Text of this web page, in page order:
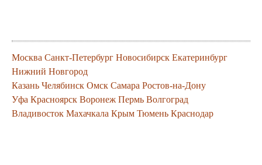
Москва Санкт-Петербург Новосибирск Екатеринбург
Нижний Новгород
Казань Челябинск Омск Самара Ростов-на-Дону
Уфа Красноярск Воронеж Пермь Волгоград
Владивосток Махачкала Крым Тюмень Краснодар